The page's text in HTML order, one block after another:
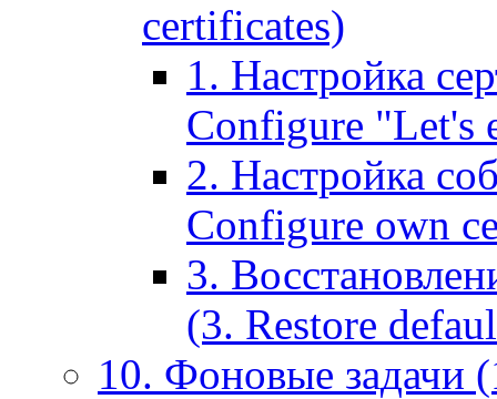
certificates)
1. Настройка
Configure "Let's
2. Настройка
Configure own
3.
(3. Restore
10. Фоновые задачи